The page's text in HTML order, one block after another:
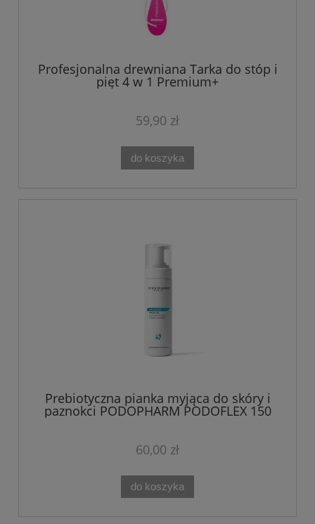
Profesjonalna drewniana Tarka do stóp i
pięt 4 w 1 Premium+
59,90 zł
do koszyka
Prebiotyczna pianka myjąca do skóry i
paznokci PODOPHARM PODOFLEX 150
60,00 zł
do koszyka